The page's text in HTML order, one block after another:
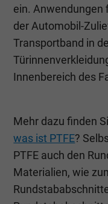
ein. Anwendungen
der Automobil-
Transportband in
Innenbereich des
Mehr dazu finden
was ist PTFE?
PTFE auch den
Materialien, wie